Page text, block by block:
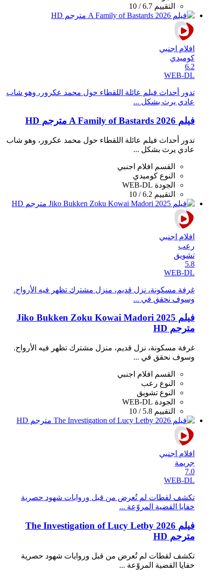
التقييم 6.7 / 10
افلام اجنبي
كوميدي
6.2
WEB-DL
تدور أحداث فيلم عائلة اللقطاء حول محمد عكرور، وهو شاب
عادي يرث بشكل ...
فيلم A Family of Bastards 2026 مترجم HD
تدور أحداث فيلم عائلة اللقطاء حول محمد عكرور، وهو شاب
عادي يرث بشكل ...
القسم
افلام اجنبي
النوع كوميدي
الجودة WEB-DL
التقييم 6.2 / 10
افلام اجنبي
رعب
تشويق
5.8
WEB-DL
غرفة مسكونة، نزل قديم، منزل مشترك تظهر فيه الأرواح.
وسوف نحقق في ...
فيلم Jiko Bukken Zoku Kowai Madori 2025
مترجم HD
غرفة مسكونة، نزل قديم، منزل مشترك تظهر فيه الأرواح.
وسوف نحقق في ...
القسم
افلام اجنبي
النوع رعب
النوع تشويق
الجودة WEB-DL
التقييم 5.8 / 10
افلام اجنبي
جريمة
7.0
WEB-DL
تكشف لقطات لم تُعرض من قبل وروايات شهود حصرية
خفايا القضية المروّعة ...
فيلم The Investigation of Lucy Letby 2026
مترجم HD
تكشف لقطات لم تُعرض من قبل وروايات شهود حصرية
خفايا القضية المروّعة ...